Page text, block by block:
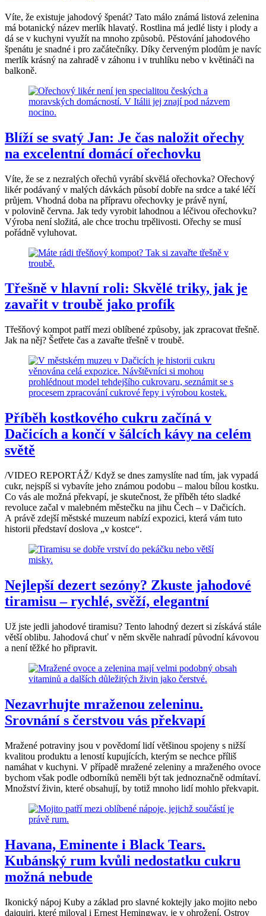
Víte, že existuje jahodový špenát? Tato málo známá listová zelenina
má botanický název merlík hlavatý. Rostlina má jedlé listy i plody a
dá se v kuchyni využít na mnoho způsobů. Pěstování jahodového
špenátu je snadné i pro začátečníky. Díky červeným plodům je navíc
merlík krásný na zahradě v záhonu i v truhlíku nebo v květináči na
balkoně.
Blíží se svatý Jan: Je čas naložit ořechy
na excelentní domácí ořechovku
Víte, že se z nezralých ořechů vyrábí skvělá ořechovka? Ořechový
likér podávaný v malých dávkách působí dobře na srdce a také léčí
průjem. Vhodná doba na přípravu ořechovky je právě nyní,
v polovině června. Jak tedy vyrobit lahodnou a léčivou ořechovku?
Výroba není složitá, ale chce trochu trpělivosti. Ořechy se musí
pořádně vyluhovat.
Třešně v hlavní roli: Skvělé triky, jak je
zavařit v troubě jako profík
Třešňový kompot patří mezi oblíbené způsoby, jak zpracovat třešně.
Jak na něj? Šetřete čas a zavařte třešně v troubě.
Příběh kostkového cukru začíná v
Dačicích a končí v šálcích kávy na celém
světě
/VIDEO REPORTÁŽ/ Když se dnes zamyslíte nad tím, jak vypadá
cukr, nejspíš si vybavíte jeho známou podobu – malou bílou kostku.
Co vás ale možná překvapí, je skutečnost, že příběh této sladké
revoluce začal v malebném městečku na jihu Čech – v Dačicích.
A právě zdejší městské muzeum nabízí expozici, která vám tuto
historii představí doslova „v kostce“.
Nejlepší dezert sezóny? Zkuste jahodové
tiramisu – rychlé, svěží, elegantní
Už jste jedli jahodové tiramisu? Tento lahodný dezert si získává stále
větší oblibu. Jahodová chuť v něm skvěle nahradí původní kávovou
a není těžké ho připravit.
Nezavrhujte mraženou zeleninu.
Srovnání s čerstvou vás překvapí
Mražené potraviny jsou v povědomí lidí většinou spojeny s nižší
kvalitou produktu a leností kupujících, kterým se nechce příliš
namáhat v kuchyni. V případě mražené zeleniny a mraženého ovoce
bychom však podle odborníků neměli být tak jednoznačně odmítaví.
Množství živin, které obsahují, by totiž mnoho lidí mohlo překvapit.
Havana, Eminente i Black Tears.
Kubánský rum kvůli nedostatku cukru
možná nebude
Ikonický nápoj Kuby a základ pro slavné koktejly jako mojito nebo
daiquiri, které miloval i Ernest Hemingway, je v ohrožení. Ostrov